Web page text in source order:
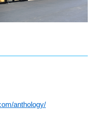
anthology/